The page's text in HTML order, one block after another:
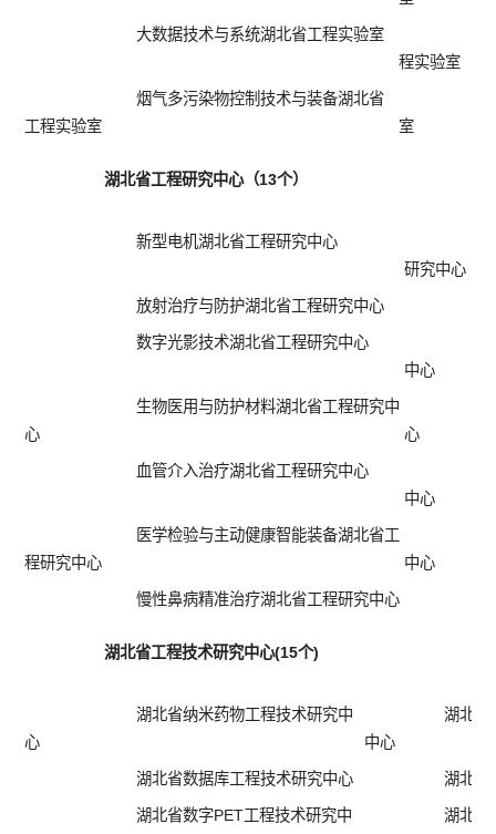
大数据技术与系统湖北省工程实验室
程实验室
烟气多污染物控制技术与装备湖北省
工程实验室
室
湖北省工程研究中心（13个）
新型电机湖北省工程研究中心
研究中心
放射治疗与防护湖北省工程研究中心
数字光影技术湖北省工程研究中心
中心
生物医用与防护材料湖北省工程研究中
心
心
血管介入治疗湖北省工程研究中心
中心
医学检验与主动健康智能装备湖北省工
程研究中心
中心
慢性鼻病精准治疗湖北省工程研究中心
湖北省工程技术研究中心(15个)
湖北省纳米药物工程技术研究中
心
湖北省
中心
湖北省数据库工程技术研究中心 湖北省
湖北省数字PET工程技术研究中 湖北省